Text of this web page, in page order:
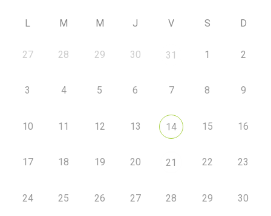
L M M J V S D
27 28 29 30 31 1 2
3 4 5 6 7 8 9
10 11 12 13 14 15 16
17 18 19 20 21 22 23
24 25 26 27 28 29 30